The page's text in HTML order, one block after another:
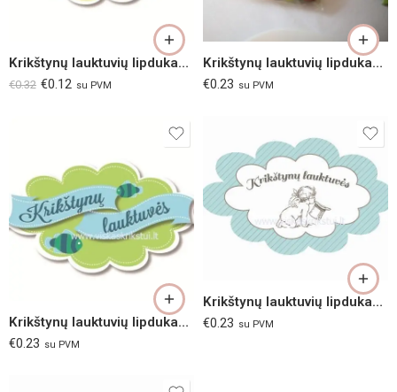
Krikštynų lauktuvių lipdukas „Braškės“
€0.32 €0.12 su PVM
Krikštynų lauktuvių lipdukas “Obuoliai”
€0.23 su PVM
Krikštynų lauktuvių lipdukas „Jūra“
€0.23 su PVM
Krikštynų lauktuvių lipdukas “Melsvi Angelai”
€0.23 su PVM